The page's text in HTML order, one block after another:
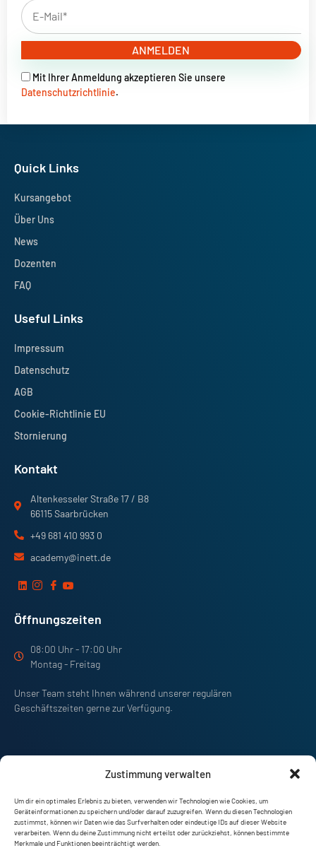
Zustimmung verwalten
Um dir ein optimales Erlebnis zu bieten, verwenden wir Technologien wie Cookies, um
Geräteinformationen zu speichern und/oder darauf zuzugreifen. Wenn du diesen Technologien
zustimmst, können wir Daten wie das Surfverhalten oder eindeutige IDs auf dieser Website
verarbeiten. Wenn du deine Zustimmung nicht erteilst oder zurückziehst, können bestimmte
Merkmale und Funktionen beeinträchtigt werden.
ANMELDEN
Mit Ihrer Anmeldung akzeptieren Sie unsere
Datenschutzrichtlinie.
Quick Links
Kursangebot
Über Uns
News
Dozenten
FAQ
Useful Links
Impressum
Datenschutz
AGB
Cookie-Richtlinie EU
Stornierung
Kontakt
Altenkesseler Straße 17 / B8
66115 Saarbrücken
+49 681 410 993 0
academy@inett.de
Öffnungszeiten
08:00 Uhr - 17:00 Uhr
Montag - Freitag
Unser Team steht Ihnen während unserer regulären
Geschäftszeiten gerne zur Verfügung.